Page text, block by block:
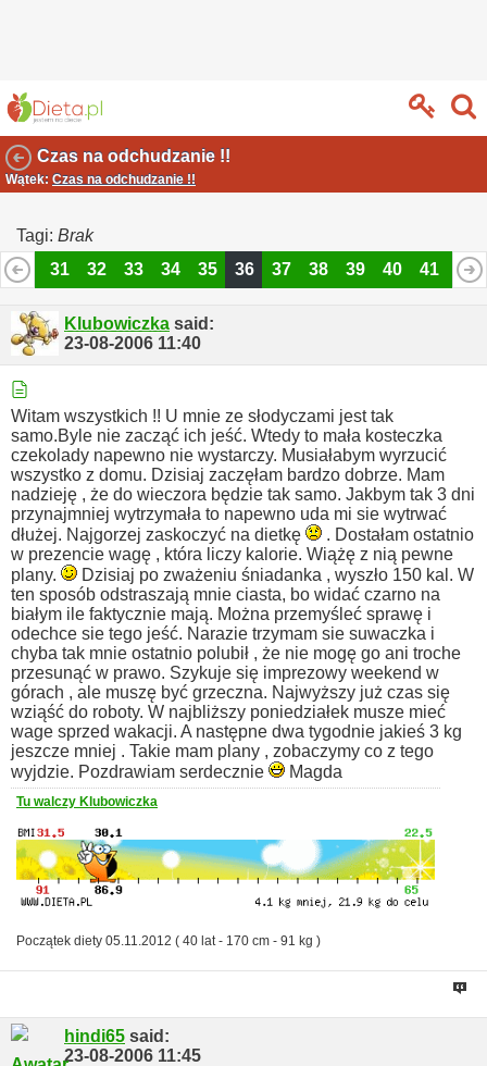
Czas na odchudzanie !!
Wątek: Czas na odchudzanie !!
Tagi: Brak
30
31 32 33 34 35 36 37 38 39 40 41 42
54 55
Klubowiczka said:
23-08-2006 11:40
Witam wszystkich !! U mnie ze słodyczami jest tak
samo.Byle nie zacząć ich jeść. Wtedy to mała kosteczka
czekolady napewno nie wystarczy. Musiałabym wyrzucić
wszystko z domu. Dzisiaj zaczęłam bardzo dobrze. Mam
nadzieję , że do wieczora będzie tak samo. Jakbym tak 3 dni
przynajmniej wytrzymała to napewno uda mi sie wytrwać
dłużej. Najgorzej zaskoczyć na dietkę . Dostałam ostatnio
w prezencie wagę , która liczy kalorie. Wiążę z nią pewne
plany.
Dzisiaj po zważeniu śniadanka , wyszło 150 kal. W
ten sposób odstraszają mnie ciasta, bo widać czarno na
białym ile faktycznie mają. Można przemyśleć sprawę i
odechce sie tego jeść. Narazie trzymam sie suwaczka i
chyba tak mnie ostatnio polubił , że nie mogę go ani troche
przesunąć w prawo. Szykuje się imprezowy weekend w
górach , ale muszę być grzeczna. Najwyższy już czas się
wziąść do roboty. W najbliższy poniedziałek musze mieć
wage sprzed wakacji. A następne dwa tygodnie jakieś 3 kg
jeszcze mniej . Takie mam plany , zobaczymy co z tego
wyjdzie. Pozdrawiam serdecznie Magda
Tu walczy Klubowiczka
Początek diety 05.11.2012 ( 40 lat - 170 cm - 91 kg )
hindi65 said:
23-08-2006 11:45